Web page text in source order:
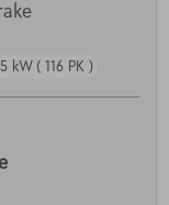
kW ( 116 PK )